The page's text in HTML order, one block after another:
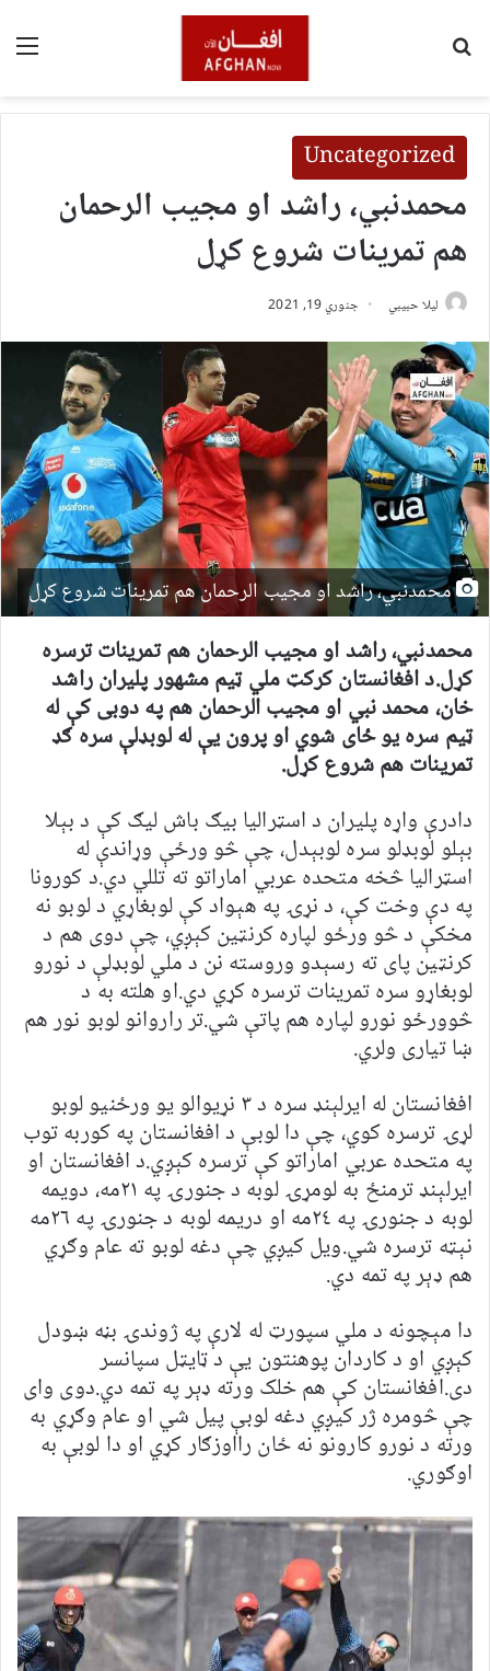
Uncategorized
محمدنبي، راشد او مجيب الرحمان
هم تمرينات شروع کړل
لیلا حبيبي جنوري 19, 2021
محمدنبي، راشد او مجيب الرحمان هم تمرينات شروع کړل
محمدنبي، راشد او مجيب الرحمان هم تمرينات ترسره
کړل.د افغانستان کرکټ ملي ټیم مشهور پلیران راشد
خان، محمد نبي او مجيب الرحمان هم په دوبی کې له
ټیم سره يو ځاى شوي او پرون يې له لوبډلې سره ګډ
تمرينات هم شروع کړل.
دادرې واړه پلیران د اسټراليا بيګ باش ليګ کې د بېلا
بېلو لوبډلو سره لوبېدل، چې څو ورځې وړاندې له
اسټراليا څخه متحده عربي اماراتو ته تللي دي.د کورونا
په دې وخت کې، د نړۍ په هېواد کې لوبغاړي د لوبو نه
مخکې د څو ورځو لپاره کرنټين کېږي، چې دوى هم د
کرنټين پاى ته رسېدو وروسته نن د ملي لوبډلې د نورو
لوبغاړو سره تمرينات ترسره کړي دي.او هلته به د
څوورځو نورو لپاره هم پاتې شي.تر راروانو لوبو نور هم
ښا تیاری ولري.
افغانستان له ايرلېنډ سره د ٣ نړيوالو يو ورځنيو لوبو
لړۍ ترسره کوي، چې دا لوبې د افغانستان په کوربه توب
په متحده عربي اماراتو کې ترسره کېږي.د افغانستان او
ايرلېنډ ترمنځ به لومړۍ لوبه د جنورۍ په ٢١مه، دويمه
لوبه د جنورۍ په ٢٤مه او دريمه لوبه د جنورۍ په ٢٦مه
نېټه ترسره شي.ویل کیږي چې دغه لوبو ته عام وګړي
هم ډېر په تمه دي.
دا مېچونه د ملي سپورټ له لارې په ژوندۍ بڼه ښودل
کېږي او د کاردان پوهنتون يې د ټايټل سپانسر
دى.افغانستان کې هم خلک ورته ډېر په تمه دي.دوی وای
چې څومره ژر کیږي دغه لوبې پیل شي او عام وګړي به
ورته د نورو کارونو نه ځان رااوزګار کړي او دا لوبې به
اوګوري.